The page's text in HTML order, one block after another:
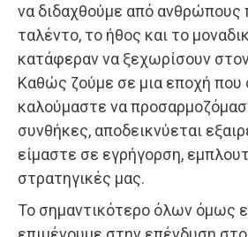
να διδαχθούμε από ανθρώπους
ταλέντο, το ήθος και το
κατάφεραν να ξεχωρίσουν
Καθώς ζούμε σε μια εποχή
καλούμαστε να
συνθήκες, αποδεικνύεται
είμαστε σε εγρήγορση,
στρατηγικές μας.
Το σημαντικότερο όλων όμως